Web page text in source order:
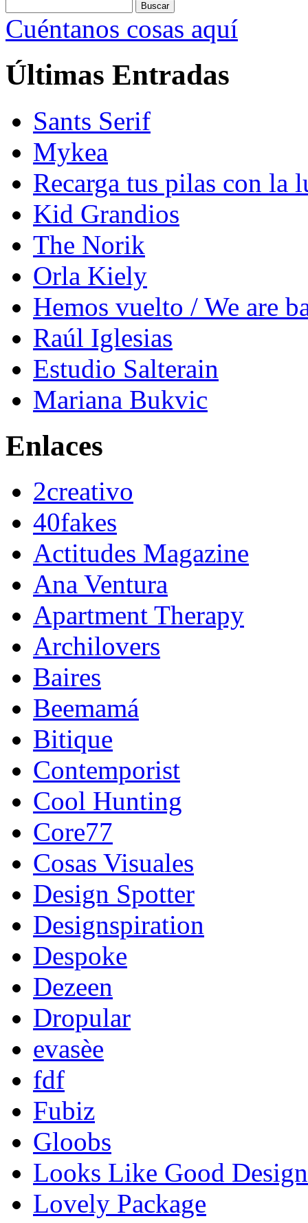
Cuéntanos cosas aquí
Últimas Entradas
Sants Serif
Mykea
Recarga tus pilas con la
Kid Grandios
The Norik
Orla Kiely
Hemos vuelto / We are
Raúl Iglesias
Estudio Salterain
Mariana Bukvic
Enlaces
2creativo
40fakes
Actitudes Magazine
Ana Ventura
Apartment Therapy
Archilovers
Baires
Beemamá
Bitique
Contemporist
Cool Hunting
Core77
Cosas Visuales
Design Spotter
Designspiration
Despoke
Dezeen
Dropular
evasèe
fdf
Fubiz
Gloobs
Looks Like Good Design
Lovely Package